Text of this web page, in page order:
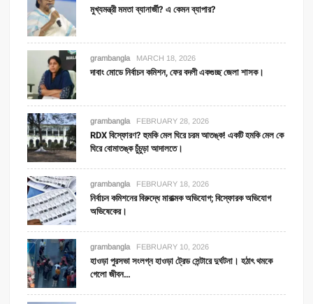
মুখ্যমন্ত্রী মমতা ব্যানার্জী? এ কেমন ব্যাপার?
grambangla MARCH 18, 2026
দাবাং মোডে নির্বাচন কমিশন, ফের বদলী একগুচ্ছ জেলা শাসক।
grambangla FEBRUARY 28, 2026
RDX বিস্ফোরণ? হুমকি মেল ঘিরে চরম আতঙ্ক! একটি হমকি মেল কে
ঘিরে বোমাতঙ্ক চুঁচুড়া আদালতে।
grambangla FEBRUARY 18, 2026
নির্বাচন কমিশনের বিরুদ্ধে মারাত্মক অভিযোগ; বিস্ফোরক অভিযোগ
অভিষেকের।
grambangla FEBRUARY 10, 2026
হাওড়া পুরসভা সংলগ্ন হাওড়া ট্রেড সেন্টারে দুর্ঘটনা। হঠাৎ থমকে
গেলো জীবন…